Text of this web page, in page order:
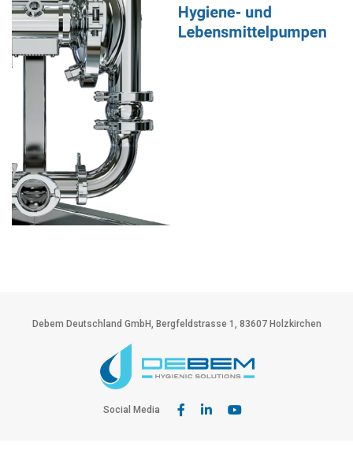
Debem Deutschland GmbH, Bergfeldstrasse 1, 83607 Holzkirchen
Social Media